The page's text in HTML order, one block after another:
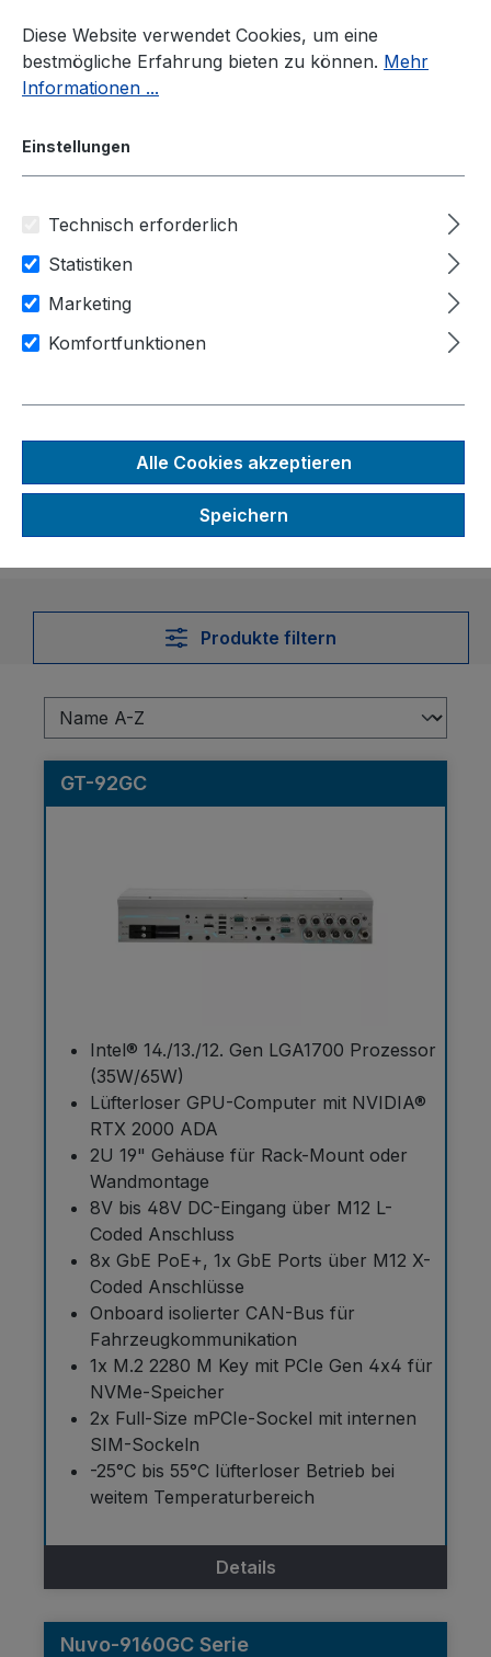
Zum Hauptinhalt springen
Industrie-PC
KI / GPU-Industrie-PC
Nuvo-9000GC Serie
Nuvo-
9000GC
Serie
Produkte filtern
GT-92GC
Intel® 14./13./12. Gen LGA1700 Prozessor
(35W/65W)
Lüfterloser GPU-Computer mit NVIDIA®
RTX 2000 ADA
2U 19" Gehäuse für Rack-Mount oder
Wandmontage
8V bis 48V DC-Eingang über M12 L-
Coded Anschluss
8x GbE PoE+, 1x GbE Ports über M12 X-
Coded Anschlüsse
Onboard isolierter CAN-Bus für
Fahrzeugkommunikation
1x M.2 2280 M Key mit PCIe Gen 4x4 für
NVMe-Speicher
2x Full-Size mPCIe-Sockel mit internen
SIM-Sockeln
-25°C bis 55°C lüfterloser Betrieb bei
weitem Temperaturbereich
Details
Nuvo-9160GC Serie
Diese Website verwendet Cookies, um eine
bestmögliche Erfahrung bieten zu können. Mehr
Informationen ...
Einstellungen
Technisch erforderlich
Statistiken
Marketing
Komfortfunktionen
Alle Cookies akzeptieren
Speichern